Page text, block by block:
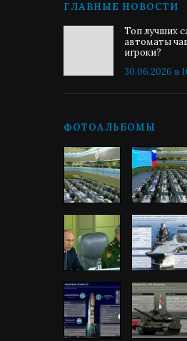
ГЛАВНЫЕ НОВОСТИ
Топ лучших
автоматы
игроки?
30.06.2026 в
ФОТОАЛЬБОМЫ